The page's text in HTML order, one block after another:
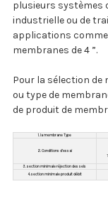
plusieurs systèmes
industrielle ou de
applications
membranes de 4 ”.
Pour la sélection
ou type de
de produit de
1. la membrane Type
2. Conditions d’essai
3. section minimale réjection des sels
4. section minimale produit débit